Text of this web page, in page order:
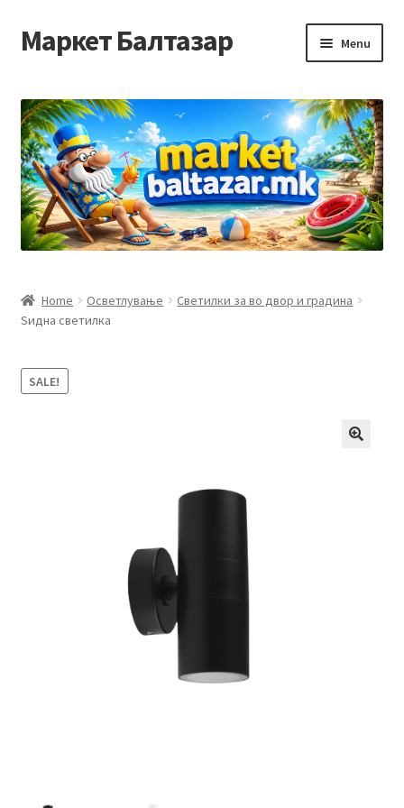
Skip
to
Skip
to
Маркет Балтазар Menu
Checkout
Homepage
Privacy Policy
Контакт
Корисничка подршка
Услови за користење
Home Осветлување
Светилки за во двор и градина
Ѕидна светилка
SALE!